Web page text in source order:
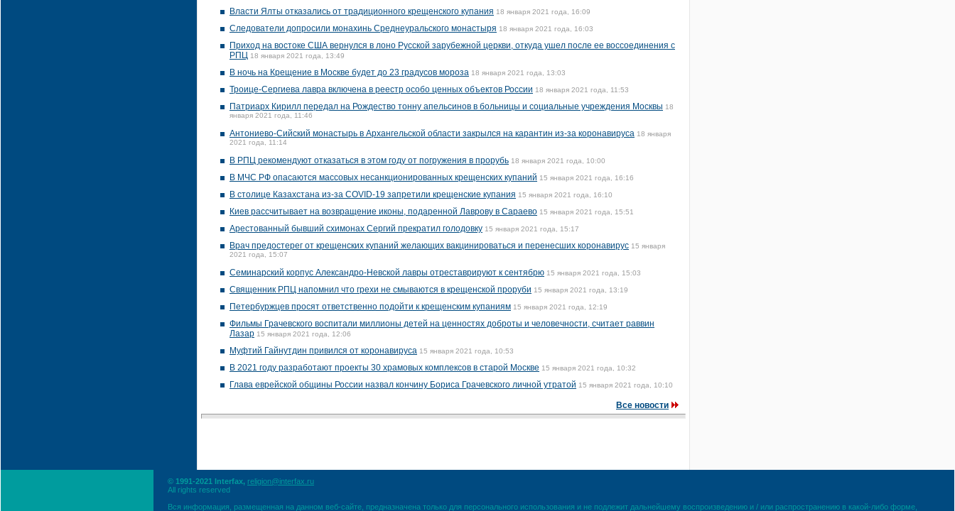
Власти Ялты отказались от традиционного крещенского купания 18 января 2021 года, 16:09
Следователи допросили монахинь Среднеуральского монастыря 18 января 2021 года, 16:03
Приход на востоке США вернулся в лоно Русской зарубежной церкви, откуда ушел после ее воссоединения с
РПЦ 18 января 2021 года, 13:49
В ночь на Крещение в Москве будет до 23 градусов мороза 18 января 2021 года, 13:03
Троице-Сергиева лавра включена в реестр особо ценных объектов России 18 января 2021 года, 11:53
Патриарх Кирилл передал на Рождество тонну апельсинов в больницы и социальные учреждения Москвы 18
января 2021 года, 11:46
Антониево-Сийский монастырь в Архангельской области закрылся на карантин из-за коронавируса 18 января
2021 года, 11:14
В РПЦ рекомендуют отказаться в этом году от погружения в прорубь 18 января 2021 года, 10:00
В МЧС РФ опасаются массовых несанкционированных крещенских купаний 15 января 2021 года, 16:16
В столице Казахстана из-за COVID-19 запретили крещенские купания 15 января 2021 года, 16:10
Киев рассчитывает на возвращение иконы, подаренной Лаврову в Сараево 15 января 2021 года, 15:51
Арестованный бывший схимонах Сергий прекратил голодовку 15 января 2021 года, 15:17
Врач предостерег от крещенских купаний желающих вакцинироваться и перенесших коронавирус 15 января
2021 года, 15:07
Семинарский корпус Александро-Невской лавры отреставрируют к сентябрю 15 января 2021 года, 15:03
Священник РПЦ напомнил что грехи не смываются в крещенской проруби 15 января 2021 года, 13:19
Петербуржцев просят ответственно подойти к крещенским купаниям 15 января 2021 года, 12:19
Фильмы Грачевского воспитали миллионы детей на ценностях доброты и человечности, считает раввин
Лазар 15 января 2021 года, 12:06
Муфтий Гайнутдин привился от коронавируса 15 января 2021 года, 10:53
В 2021 году разработают проекты 30 храмовых комплексов в старой Москве 15 января 2021 года, 10:32
Глава еврейской общины России назвал кончину Бориса Грачевского личной утратой 15 января 2021 года, 10:10
Все новости
© 1991-2021 Interfax, religion@interfax.ru
All rights reserved
Вся информация, размещенная на данном веб-сайте, предназначена только для персонального использования и не подлежит дальнейшему воспроизведению и / или распространению в какой-либо форме,